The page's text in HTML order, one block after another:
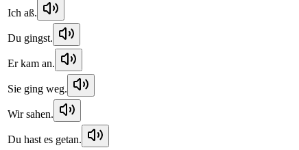
Ich aß.
Du gingst.
Er kam an.
Sie ging weg.
Wir sahen.
Du hast es getan.